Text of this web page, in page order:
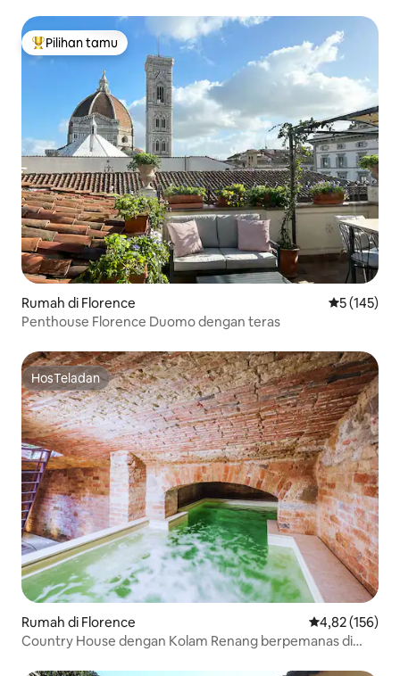
Pilihan tamu terpopuler
Pilihan tamu
Rumah di Florence Nilai rata-
5 (145)
Penthouse Florence Duomo dengan teras
HosTeladan
HosTeladan
Rumah di Florence Nilai rata-rata
4,82 (156)
Country House dengan Kolam Renang berpemanas di